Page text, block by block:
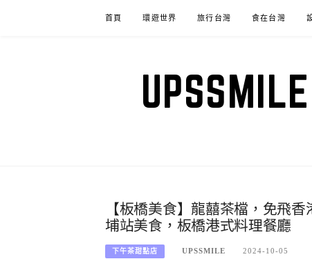
首頁 環遊世界 旅行台灣 食在台灣
【板橋美食】龍囍茶檔，免飛
埔站美食，板橋港式料理餐廳
下午茶甜點店 UPSSMILE 2024-10-05